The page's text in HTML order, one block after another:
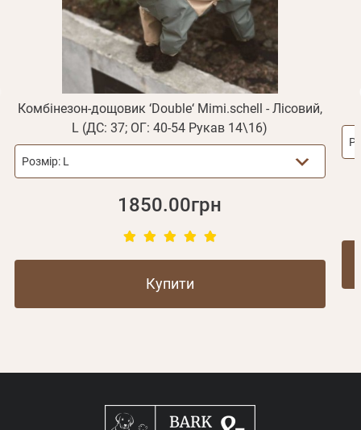
Комбінезон-дощовик ‘Double‘ Mimi.schell - Лісовий,
L (ДС: 37; ОГ: 40-54 Рукав 14\16)
Розмір: L
1850.00грн
Купити
Відправити
Реєстрація
або з допомогою
Пароль
Зареєструватися
Згадали пароль?